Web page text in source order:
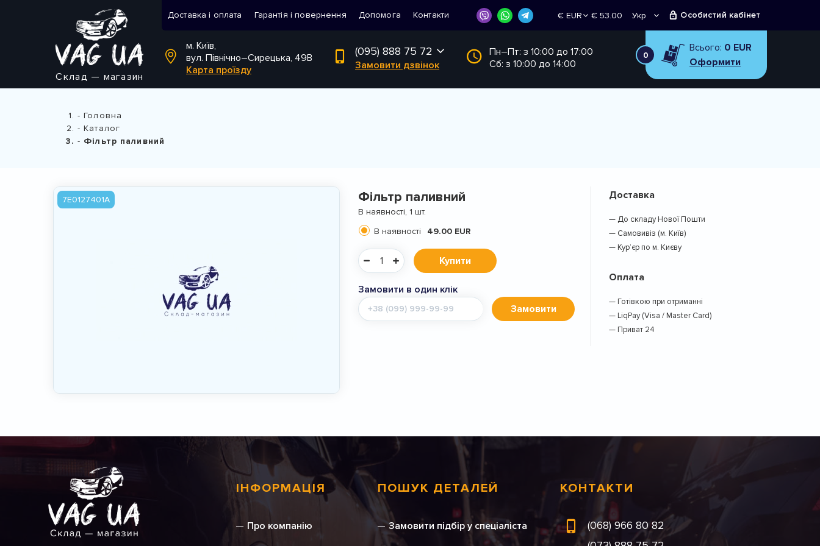
Склад — магазин
Доставка і оплата Гарантія і повернення Допомога Контакти
€ EUR
€ 53.00
Укр
Особистий кабінет
м. Київ,
вул. Північно–Сирецька, 49В
Карта проїзду
(095) 888 75 72
Замовити дзвінок
Пн–Пт: з 10:00 до 17:00
Сб: з 10:00 до 14:00
0
Всього: 0 EUR
Оформити
Головна
Каталог
Фільтр паливний
7E0127401A Фільтр паливний
В наявності, 1 шт.
В наявності
49.00 EUR
Купити
Замовити в один клік
Мобільний
телефон
Замовити
Доставка
— До складу Нової Пошти
— Самовивіз (м. Київ)
— Кур’єр по м. Києву
Оплата
— Готівкою при отриманні
— LiqPay (Visa / Master Card)
— Приват 24
ІНФОРМАЦІЯ
Про компанію
ПОШУК ДЕТАЛЕЙ
Замовити підбір у спеціаліста
КОНТАКТИ
(068) 966 80 82